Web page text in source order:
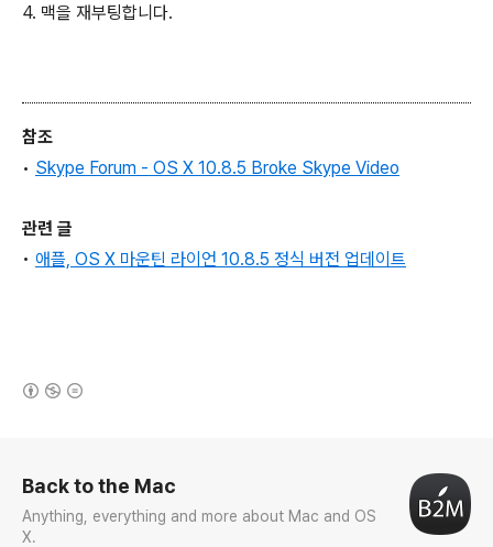
4. 맥을 재부팅합니다.
참조
• Skype Forum - OS X 10.8.5 Broke Skype Video
관련 글
• 애플, OS X 마운틴 라이언 10.8.5 정식 버전 업데이트
Back to the Mac
Anything, everything and more about Mac and OS
X.